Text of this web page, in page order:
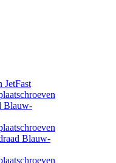
JetFast
Blauw-
Blauw-